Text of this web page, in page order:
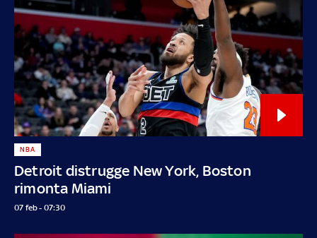
Detroit distrugge New York, Boston
rimonta Miami
NBA
07 feb - 07:30